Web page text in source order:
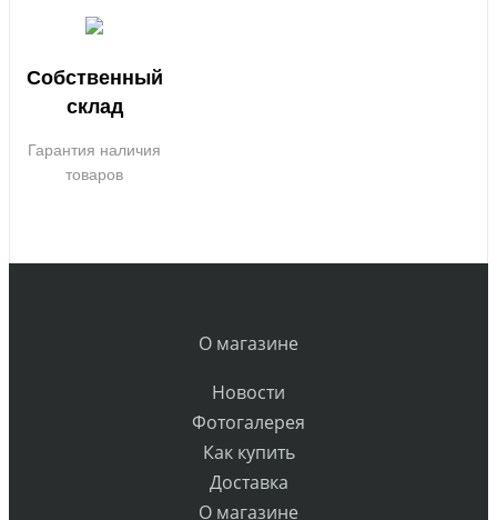
Собственный
склад
Гарантия наличия
товаров
О магазине
Новости
Фотогалерея
Как купить
Доставка
О магазине